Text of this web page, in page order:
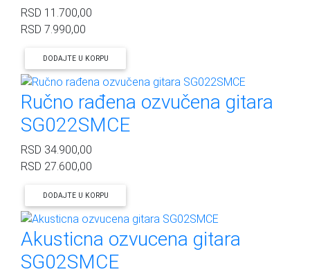
RSD 11.700,00
RSD 7.990,00
DODAJTE U KORPU
Ručno rađena ozvučena gitara
SG022SMCE
RSD 34.900,00
RSD 27.600,00
DODAJTE U KORPU
Akusticna ozvucena gitara
SG02SMCE